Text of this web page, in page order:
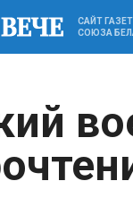
САЙТ
СОЮЗА